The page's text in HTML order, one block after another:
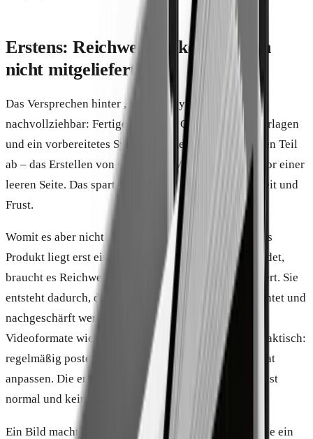
Erstens: Reichweite bekommt man
nicht mitgeliefert
Das Versprechen hinter „Done-for-you“ ist real und
nachvollziehbar: Fertige Produkte, Copy-&-Paste-Vorlagen
und ein vorbereitetes System nehmen den mühsamsten Teil
ab – das Erstellen von Grund auf. Man startet nicht vor einer
leeren Seite. Das spart, ehrlich gesagt, eine Menge Zeit und
Frust.
Womit es aber nicht aufhört: Sichtbarkeit. Ein fertiges
Produkt liegt erst einmal nur da. Damit jemand es findet,
braucht es Reichweite – und die wird nicht mitgeliefert. Sie
entsteht dadurch, dass Inhalte veröffentlicht, beobachtet und
nachgeschärft werden. Beim Aufbau über kurze
Videoformate wie Reels und Shorts heißt das ganz praktisch:
regelmäßig posten, schauen, was läuft, und das Format
anpassen. Die ersten Versuche zünden oft nicht. Das ist
normal und kein Defekt.
Ein Bild macht es greifbar: Ein fertiges Produkt ist wie ein